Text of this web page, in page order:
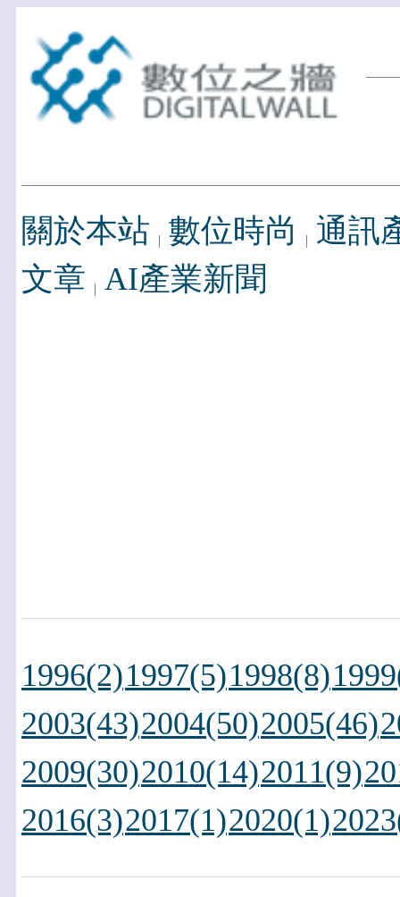
關於本站 數位時尚
通訊
文章 AI產業新聞
1996(2)1997(5)1998(8)
2003(43)2004(50)2005(46)
2009(30)2010(14)2011(9)
2016(3)2017(1)2020(1)